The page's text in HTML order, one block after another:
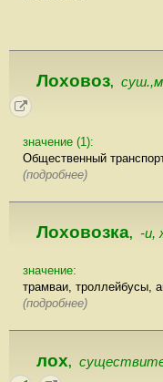
Лоховоз,
значение (1):
Общественный
(подробнее)
Лоховозка, -и,
значение:
трамваи, троллейбусы,
(подробнее)
лох,